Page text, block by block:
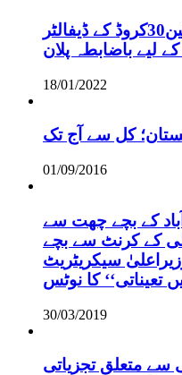
گلگت بلتستان، بجلی صارفین30کروڈ کے ڈیفالٹر
لیے باضابطہ پلان
18/01/2022
کل سے آج تک
01/09/2016
کے بچے چھت سے
کے کرنٹ سے بچے
سیکریٹریٹ
تعیناتی‘‘ کا نوٹس
30/03/2019
سے متعلق تجزیاتی